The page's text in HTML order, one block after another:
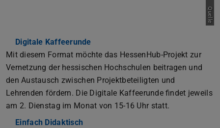
Quelle
Digitale Kaffeerunde
Mit diesem Format möchte das HessenHub-Projekt zur
Vernetzung der hessischen Hochschulen beitragen und
den Austausch zwischen Projektbeteiligten und
Lehrenden fördern. Die Digitale Kaffeerunde findet jeweils
am 2. Dienstag im Monat von 15-16 Uhr statt.
Einfach Didaktisch